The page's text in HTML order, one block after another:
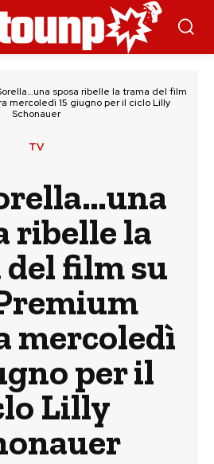
sposa ribelle la trama del film
mercoledì 15 giugno per il ciclo Lilly
Schonauer
TV
ribelle la
film su
mercoledì
per il
Lilly